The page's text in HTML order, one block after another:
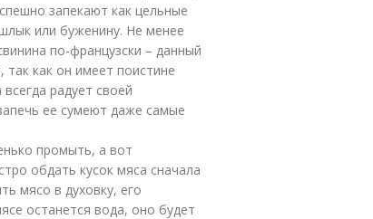
запекают как цельные
или буженину. Не менее
по-французски – данный
как он имеет поистине
радует своей
ее сумеют даже самые
промыть, а вот
обдать кусок мяса сначала
мясо в духовку, его
останется вода, оно будет